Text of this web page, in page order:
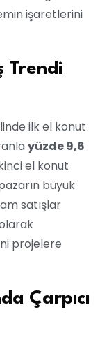
işaretlerini
Trendi
ilk el konut
yüzde 9,6
el konut
büyük
satışlar
projelere
Çarpıcı